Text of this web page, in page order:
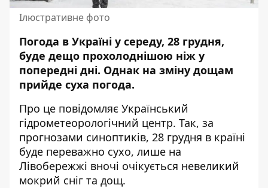
Ілюстративне фото
Погода в Україні у середу, 28 грудня,
буде дещо прохолоднішою ніж у
попередні дні. Однак на зміну дощам
прийде суха погода.
Про це повідомляє Український
гідрометеорологічний центр. Так, за
прогнозами синоптиків, 28 грудня в країні
буде переважно сухо, лише на
Лівобережжі вночі очікується невеликий
мокрий сніг та дощ.